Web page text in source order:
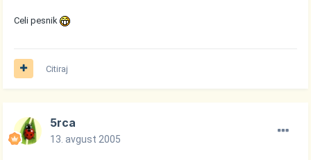
Celi pesnik
Citiraj
5rca
13. avgust 2005